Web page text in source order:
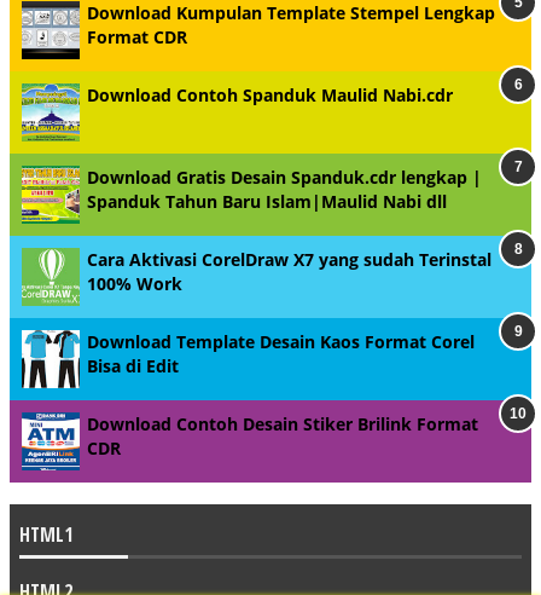
Download Kumpulan Template Stempel Lengkap
Format CDR
Download Contoh Spanduk Maulid Nabi.cdr
Download Gratis Desain Spanduk.cdr lengkap |
Spanduk Tahun Baru Islam|Maulid Nabi dll
Cara Aktivasi CorelDraw X7 yang sudah Terinstal
100% Work
Download Template Desain Kaos Format Corel
Bisa di Edit
Download Contoh Desain Stiker Brilink Format
CDR
HTML1